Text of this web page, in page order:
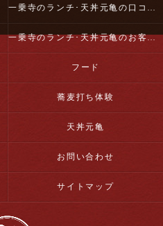
一乗寺のランチ･天丼元亀の口コミ情報
一乗寺のランチ･天丼元亀のお客様の声
フード
蕎麦打ち体験
天丼元亀
お問い合わせ
サイトマップ